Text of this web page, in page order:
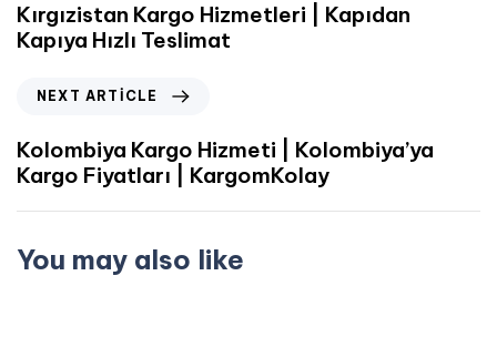
Kırgızistan Kargo Hizmetleri | Kapıdan
Kapıya Hızlı Teslimat
NEXT ARTICLE
Kolombiya Kargo Hizmeti | Kolombiya’ya
Kargo Fiyatları | KargomKolay
You may also like